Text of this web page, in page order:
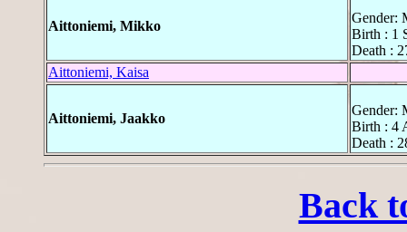
Aittoniemi, Mikko
Gender:
Birth : 1
Death :
Aittoniemi, Kaisa
Aittoniemi, Jaakko
Gender:
Birth : 4
Death :
Back